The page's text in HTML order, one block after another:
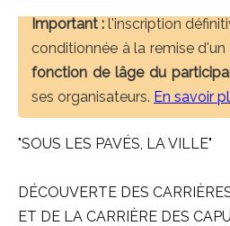
Important : l'inscription
conditionnée à la remise d'un
fonction de lâge du
ses organisateurs. En savoir
"SOUS LES PAVÉS, LA VILLE"
DÉCOUVERTE DES
ET DE LA CARRIÈRE DES